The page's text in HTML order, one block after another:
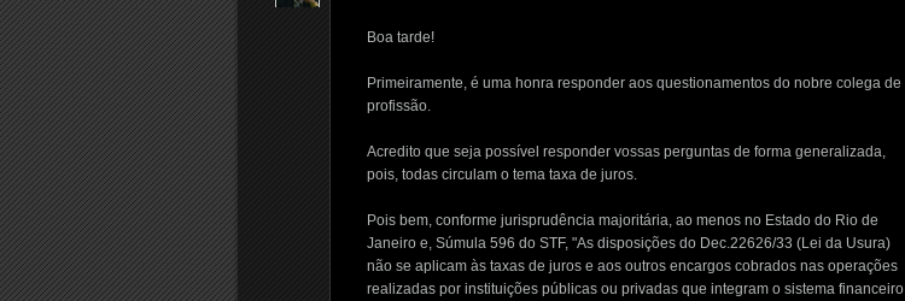
Boa tarde!
Primeiramente, é uma honra responder aos questionamentos do nobre colega de
profissão.
Acredito que seja possível responder vossas perguntas de forma generalizada,
pois, todas circulam o tema taxa de juros.
Pois bem, conforme jurisprudência majoritária, ao menos no Estado do Rio de
Janeiro e, Súmula 596 do STF, "As disposições do Dec.22626/33 (Lei da Usura)
não se aplicam às taxas de juros e aos outros encargos cobrados nas operações
realizadas por instituições públicas ou privadas que integram o sistema financeiro